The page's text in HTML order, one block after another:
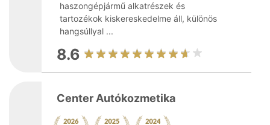
haszongépjármű alkatrészek és
tartozékok kiskereskedelme áll, különös
hangsúllyal ...
8.6
Center Autókozmetika